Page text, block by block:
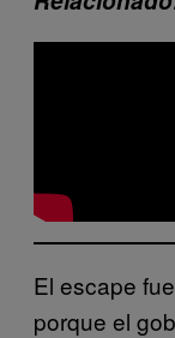
El escape
porque el